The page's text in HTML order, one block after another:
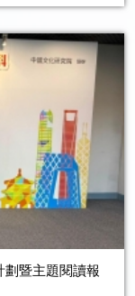
劃暨主題閱讀報